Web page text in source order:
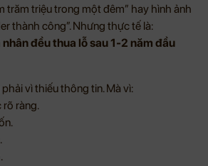
trăm triệu trong một đêm” hay hình ảnh
thành công”. Nhưng thực tế là:
đều thua lỗ sau 1-2 năm đầu
vì thiếu thông tin. Mà vì:
rõ ràng.